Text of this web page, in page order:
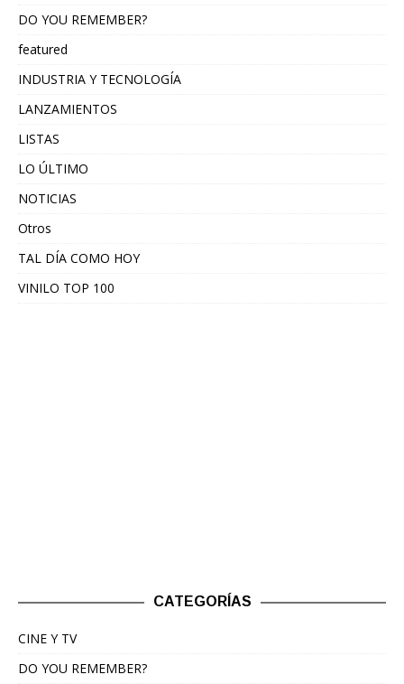
DO YOU REMEMBER?
featured
INDUSTRIA Y TECNOLOGÍA
LANZAMIENTOS
LISTAS
LO ÚLTIMO
NOTICIAS
Otros
TAL DÍA COMO HOY
VINILO TOP 100
CATEGORÍAS
CINE Y TV
DO YOU REMEMBER?